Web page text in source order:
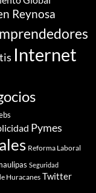
Reynosa
Internet
Pymes
Reforma Laboral
Seguridad
Huracanes Twitter